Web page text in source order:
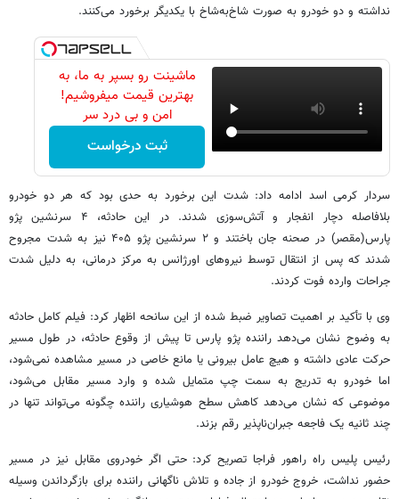
نداشته و دو خودرو به صورت شاخ‌به‌شاخ با یکدیگر برخورد می‌کنند.
ماشینت رو بسپر به ما، به
بهترین قیمت میفروشیم!
امن و بی درد سر
ثبت درخواست
سردار کرمی اسد ادامه داد: شدت این برخورد به حدی بود که هر دو خودرو
بلافاصله دچار انفجار و آتش‌سوزی شدند. در این حادثه، ۴ سرنشین پژو
پارس(مقصر) در صحنه جان باختند و ۲ سرنشین پژو ۴۰۵ نیز به شدت مجروح
شدند که پس از انتقال توسط نیروهای اورژانس به مرکز درمانی، به دلیل شدت
جراحات وارده فوت کردند.
وی با تأکید بر اهمیت تصاویر ضبط‌ شده از این سانحه اظهار کرد: فیلم کامل حادثه
به‌ وضوح نشان می‌دهد راننده پژو پارس تا پیش از وقوع حادثه، در طول مسیر
حرکت عادی داشته و هیچ عامل بیرونی یا مانع خاصی در مسیر مشاهده نمی‌شود،
اما خودرو به تدریج به سمت چپ متمایل شده و وارد مسیر مقابل می‌شود،
موضوعی که نشان می‌دهد کاهش سطح هوشیاری راننده چگونه می‌تواند تنها در
چند ثانیه یک فاجعه جبران‌ناپذیر رقم بزند.
رئیس پلیس راه راهور فراجا تصریح کرد: حتی اگر خودروی مقابل نیز در مسیر
حضور نداشت، خروج خودرو از جاده و تلاش ناگهانی راننده برای بازگرداندن وسیله